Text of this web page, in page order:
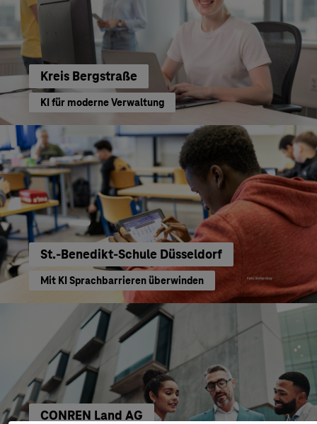
Kreis Bergstraße
KI für moderne Verwaltung
St.-Benedikt-Schule Düsseldorf
Mit KI Sprachbarrieren überwinden
CONREN Land AG